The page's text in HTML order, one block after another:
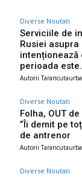
Diverse Noutati
Serviciile de
Rusiei
intenționează
perioada
Autorii
Diverse Noutati
Folha, OUT
”Îi demit pe
de antrenor
Autorii
Diverse Noutati